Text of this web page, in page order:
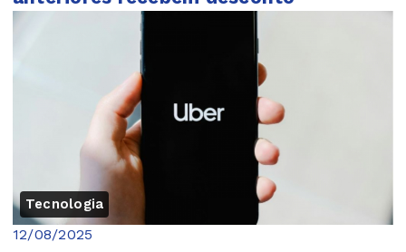
Tecnologia
12/08/2025